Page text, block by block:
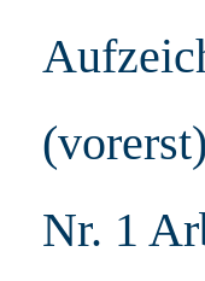
Nr. 1